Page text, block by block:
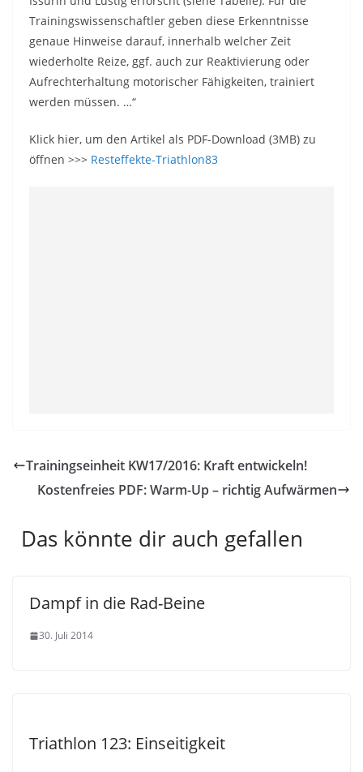
Trainingswissenschaftler geben diese Erkenntnisse
genaue Hinweise darauf, innerhalb welcher Zeit
wiederholte Reize, ggf. auch zur Reaktivierung oder
Aufrechterhaltung motorischer Fähigkeiten, trainiert
werden müssen. …“
Klick hier, um den Artikel als PDF-Download (3MB) zu
öffnen >>> Resteffekte-Triathlon83
Trainingseinheit KW17/2016: Kraft entwickeln!
Kostenfreies PDF: Warm-Up – richtig Aufwärmen
Das könnte dir auch gefallen
Dampf in die Rad-Beine
30. Juli 2014
Triathlon 123: Einseitigkeit